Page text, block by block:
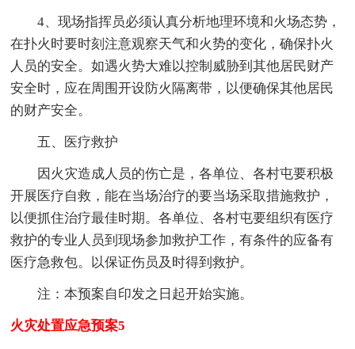
4、现场指挥员必须认真分析地理环境和火场态势，
在扑火时要时刻注意观察天气和火势的变化，确保扑火
人员的安全。如遇火势大难以控制威胁到其他居民财产
安全时，应在周围开设防火隔离带，以便确保其他居民
的财产安全。
五、医疗救护
因火灾造成人员的伤亡是，各单位、各村屯要积极
开展医疗自救，能在当场治疗的要当场采取措施救护，
以便抓住治疗最佳时期。各单位、各村屯要组织有医疗
救护的专业人员到现场参加救护工作，有条件的应备有
医疗急救包。以保证伤员及时得到救护。
注：本预案自印发之日起开始实施。
火灾处置应急预案5